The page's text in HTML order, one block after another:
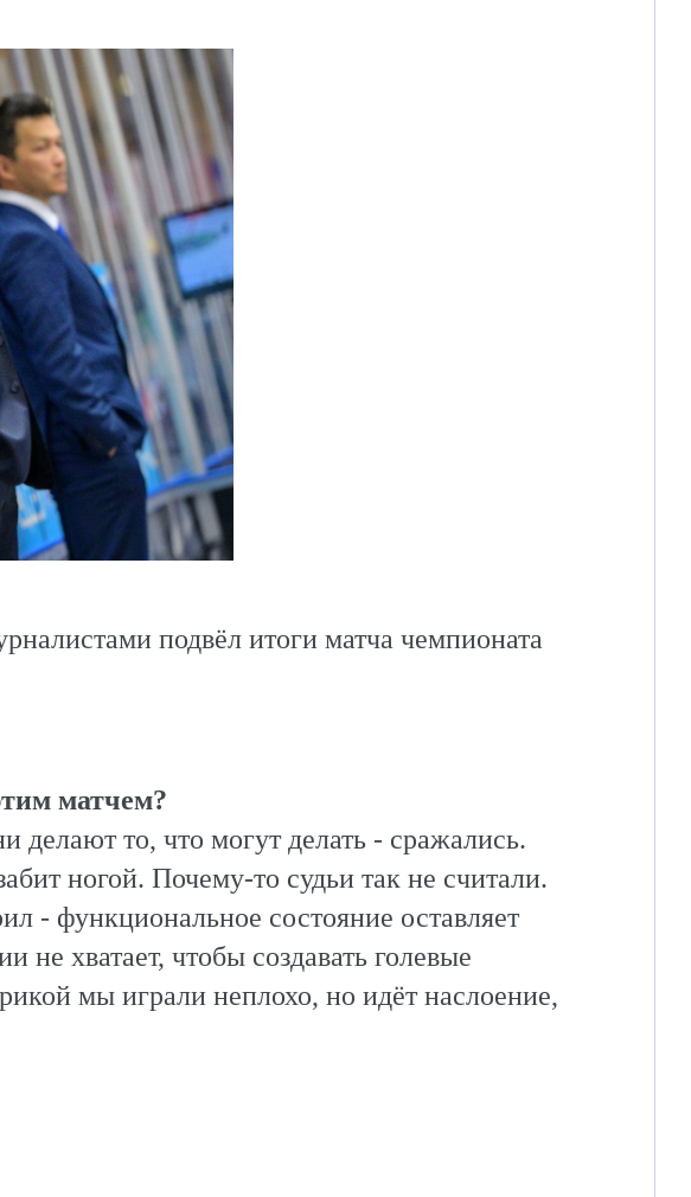
подвёл итоги матча чемпионата
матчем?
то, что могут делать - сражались.
ногой. Почему-то судьи так не считали.
- функциональное состояние оставляет
хватает, чтобы создавать голевые
мы играли неплохо, но идёт наслоение,